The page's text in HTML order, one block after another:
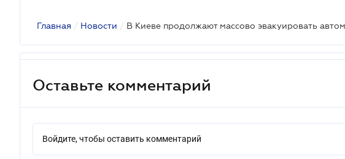
Главная / Новости / В Киеве продолжают массово эвакуировать
Оставьте комментарий
Войдите, чтобы оставить комментарий